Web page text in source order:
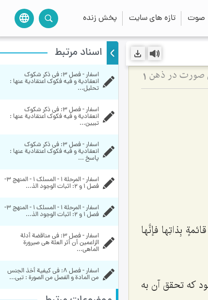
صوت تازه های سایت پخش زنده language
صورت در ذهن 1
بِذاتِها فإنَّها
که تحقق آن به
اسناد مرتبط
تحلیل...
تبیین...
پاسخ ...
فصل 1 و 2: اثبات الوجود الذ...
فصل 1 و 2: اثبات الوجود الذ...
الماهي...
من المادة و الفصل من الصورة : تبی...